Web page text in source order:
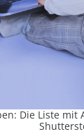
Die Liste